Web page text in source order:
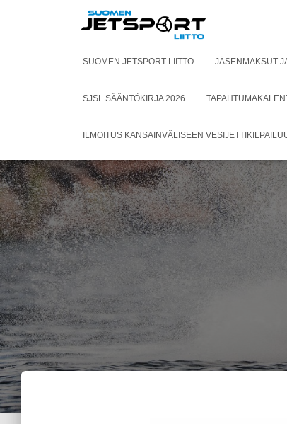
SUOMEN JETSPORT LIITTO JÄSENMAKSUT
SJSL SÄÄNTÖKIRJA 2026
ILMOITUS KANSAINVÄLISEEN